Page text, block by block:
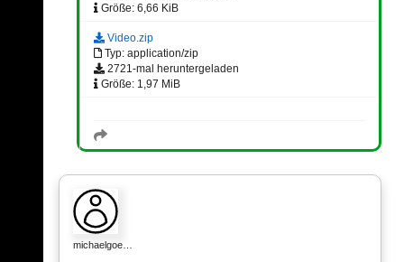
Größe: 6,66 KiB
Video.zip
Typ: application/zip
2721-mal heruntergeladen
Größe: 1,97 MiB
michaelgoe…